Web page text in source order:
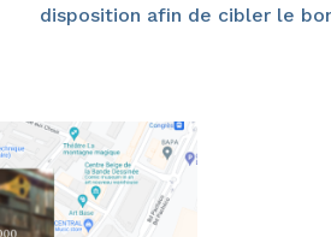
disposition afin de cibler le